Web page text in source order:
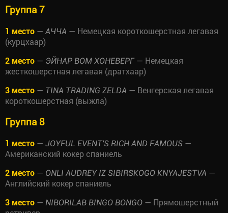
Группа 7
1 место — АЧЧА — Немецкая короткошерстная легавая
(курцхаар)
2 место — ЭЙНАР ВОМ ХОНЕВЕРГ — Немецкая
жесткошерстная легавая (дратхаар)
3 место — TINA TRADING ZELDA — Венгерская легавая
короткошерстная (выжла)
Группа 8
1 место — JOYFUL EVENT'S RICH AND FAMOUS —
Американский кокер спаниель
2 место — ONLI AUDREY IZ SIBIRSKOGO KNYAJESTVA —
Английский кокер спаниель
3 место — NIBORILAB BINGO BONGO — Прямошерстный